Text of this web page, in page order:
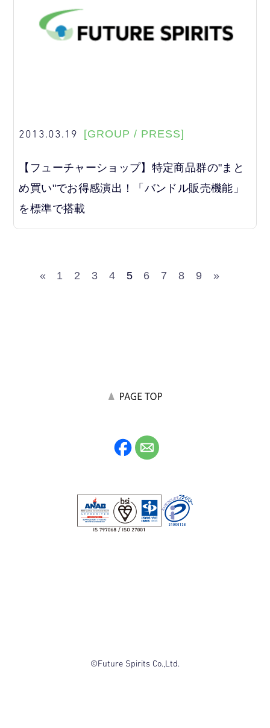
2013.03.19 [GROUP / PRESS]
【フューチャーショップ】特定商品群の"まと
め買い"でお得感演出！「バンドル販売機能」
を標準で搭載
« 1 2 3 4 5 6 7 8 9 »
©Future Spirits Co.,Ltd.